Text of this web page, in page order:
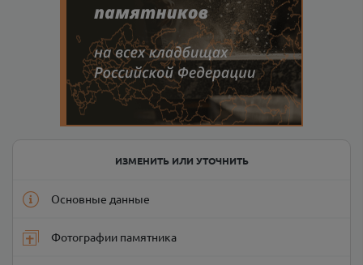
ИЗМЕНИТЬ ИЛИ УТОЧНИТЬ
Основные данные
Фотографии памятника